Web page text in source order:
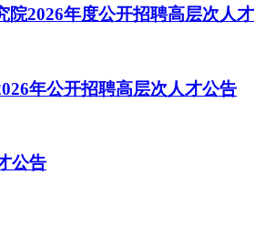
2026年度公开招聘高层次人才
年公开招聘高层次人才公告
公告